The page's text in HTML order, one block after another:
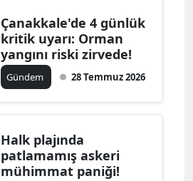
Çanakkale'de 4 günlük
kritik uyarı: Orman
yangını riski zirvede!
Gündem 28 Temmuz 2026
Halk plajında
patlamamış askeri
mühimmat paniği!